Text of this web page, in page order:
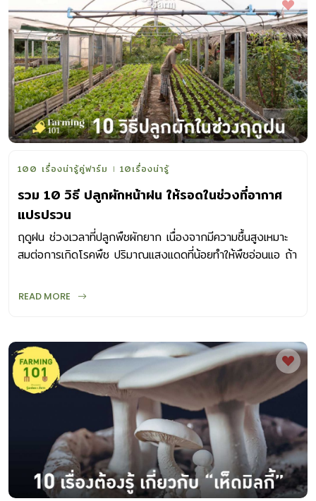
100 เรื่องน่ารู้คู่ฟาร์ม 10เรื่องน่ารู้
รวม 10 วิธี ปลูกผักหน้าฝน ให้รอดในช่วงที่อากาศ
แปรปรวน
ฤดูฝน ช่วงเวลาที่ปลูกพืชผักยาก เนื่องจากมีความชื้นสูงเหมาะ
สมต่อการเกิดโรคพืช ปริมาณแสงแดดที่น้อยทำให้พืชอ่อนแอ ถ้า
READ MORE